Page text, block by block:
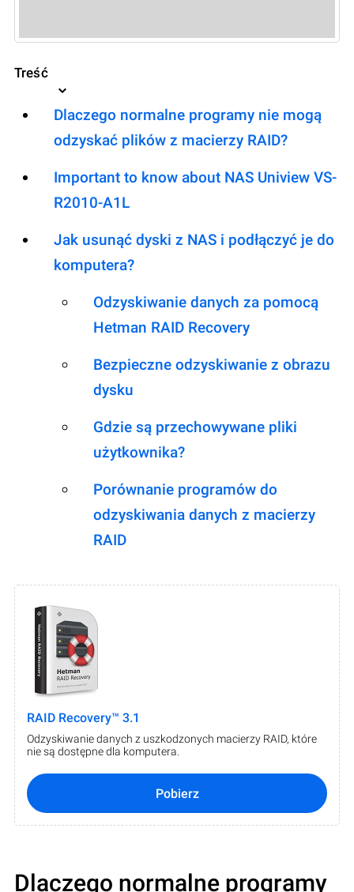
Treść
Dlaczego normalne programy nie mogą
odzyskać plików z macierzy RAID?
Important to know about NAS Uniview VS-
R2010-A1L
Jak usunąć dyski z NAS i podłączyć je do
komputera?
Odzyskiwanie danych za pomocą
Hetman RAID Recovery
Bezpieczne odzyskiwanie z obrazu
dysku
Gdzie są przechowywane pliki
użytkownika?
Porównanie programów do
odzyskiwania danych z macierzy
RAID
RAID Recovery™ 3.1
Odzyskiwanie danych z uszkodzonych macierzy RAID, które
nie są dostępne dla komputera.
Pobierz
Dlaczego normalne programy